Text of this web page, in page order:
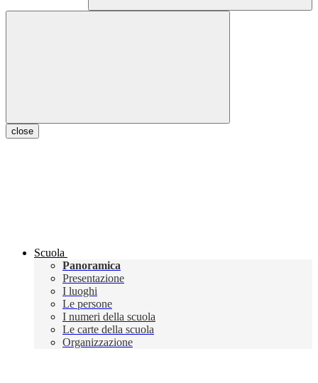
close
Scuola
Panoramica
Presentazione
I luoghi
Le persone
I numeri della scuola
Le carte della scuola
Organizzazione